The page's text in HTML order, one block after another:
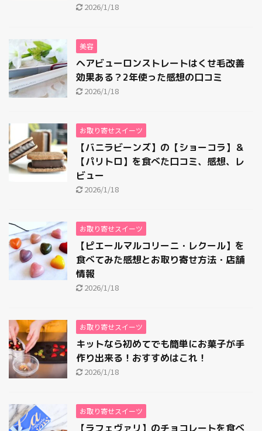
2026/1/18
美容
ヘアビューロンストレートはくせ毛改善
効果ある？2年使った感想の口コミ
2026/1/18
お取り寄せスイーツ
【バニラビーンズ】の【ショーコラ】＆
【パリトロ】を食べた口コミ、感想、レ
ビュー
2026/1/18
お取り寄せスイーツ
【ピエールマルコリーニ・レクール】を
食べてみた感想とお取り寄せ方法・店舗
情報
2026/1/18
お取り寄せスイーツ
キットなら初めてでも簡単にお菓子が手
作り出来る！おすすめはこれ！
2026/1/18
お取り寄せスイーツ
【ラフェヴァリ】のチョコレートを食べ